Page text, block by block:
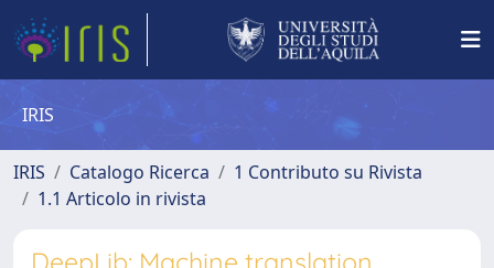
IRIS
IRIS Catalogo Ricerca
1 Contributo su Rivista
1.1 Articolo in rivista